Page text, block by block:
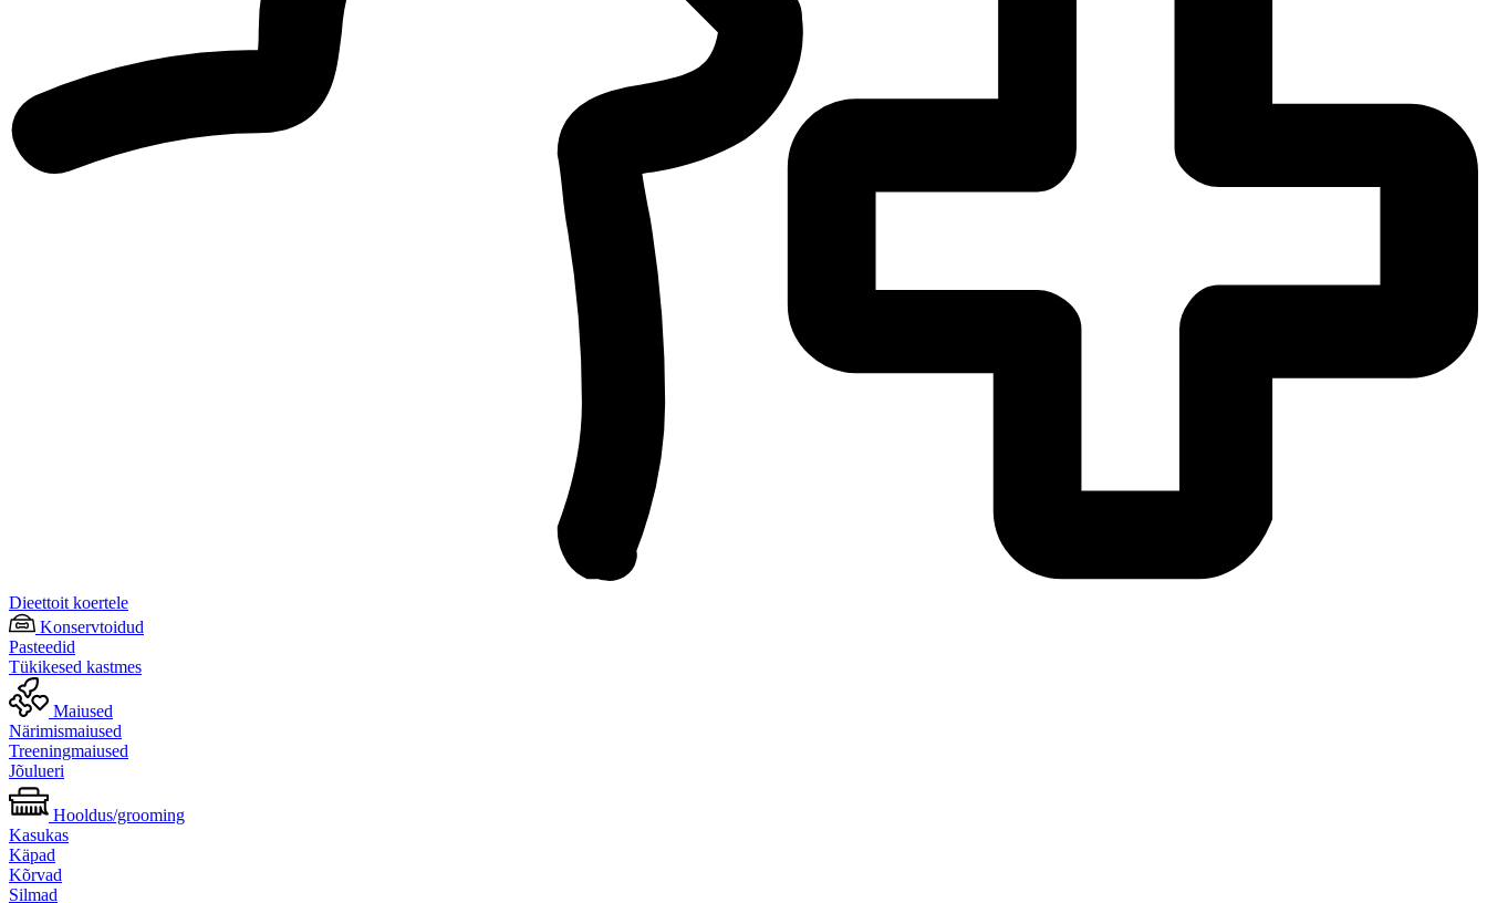
Dieettoit koertele
Konservtoidud
Pasteedid
Tükikesed kastmes
Maiused
Närimismaiused
Treeningmaiused
Jõulueri
Hooldus/grooming
Kasukas
Käpad
Kõrvad
Silmad